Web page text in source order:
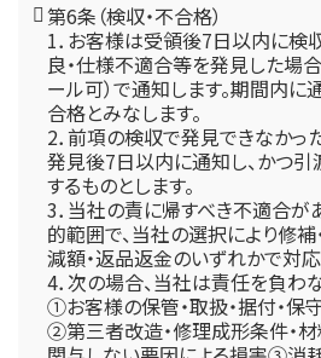
第6条（検収・不合格）
1．お客様は受領後7日以内に検
良・仕様不適合等を発見した場
ール可）で通知します。期間内
合格とみなします。
2．前項の検収で発見できなかっ
発見後7日以内に通知し、かつ
するものとします。
3．当社の責に帰すべき不適合が
的範囲で、当社の選択により修補
減額・返品返金のいずれかで対応
4．次の場合、当社は責任を負わ
①お客様の保管・取扱・据付・保
②第三者改造・修理成形条件・